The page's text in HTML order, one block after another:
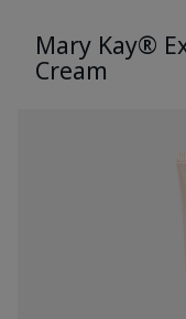
Mary Kay®
Cream